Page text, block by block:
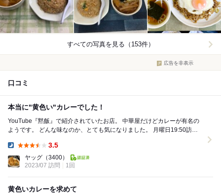
すべての写真を見る（153件）
広告を非表示
口コミ
本当に"黄色い"カレーでした！
YouTube『黙飯』で紹介されていたお店。 中華屋だけどカレーが有名の
ようです。 どんな味なのか、とても気になりました。 月曜日19:50訪
3.5
ヤッグ （3400）
2023/07 訪問
1回
黄色いカレーを求めて